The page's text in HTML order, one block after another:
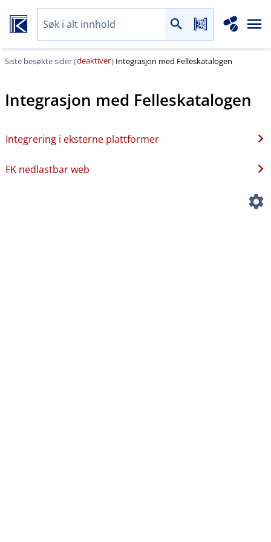
Siste besøkte sider (deaktiver) Integrasjon med Felleskatalogen
Integrasjon med Felleskatalogen
Integrering i eksterne plattformer
FK nedlastbar web